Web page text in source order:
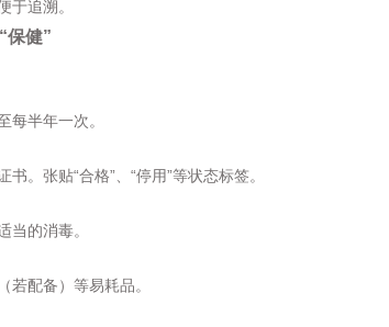
于追溯。
保健”
每半年一次。
。张贴“合格”、“停用”等状态标签。
当的消毒。
若配备）等易耗品。